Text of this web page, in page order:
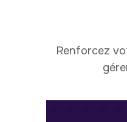
Renforcez